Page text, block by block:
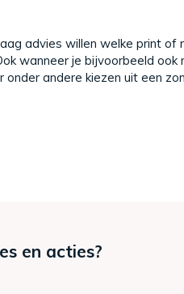
advies willen welke print of
wanneer je bijvoorbeeld ook
andere kiezen uit een
en acties?